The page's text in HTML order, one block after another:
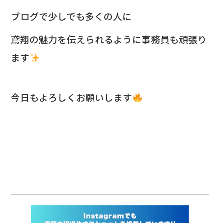
ブログで少しでも多くの人に
鳶翔の魅力を伝えられるように事務員も頑張り
ます
今日もよろしくお願いします